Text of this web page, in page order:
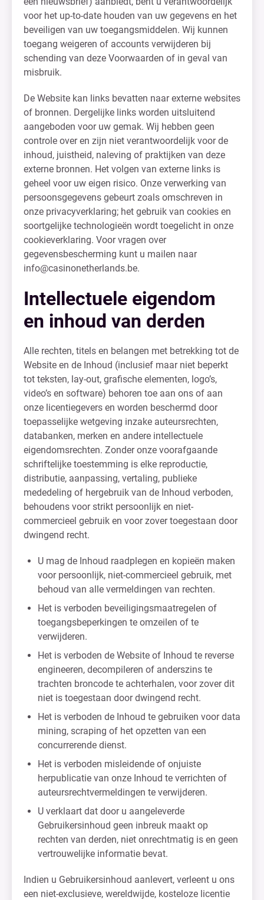
voor het up-to-date houden van uw gegevens en het
beveiligen van uw toegangsmiddelen. Wij kunnen
toegang weigeren of accounts verwijderen bij
schending van deze Voorwaarden of in geval van
misbruik.
De Website kan links bevatten naar externe websites
of bronnen. Dergelijke links worden uitsluitend
aangeboden voor uw gemak. Wij hebben geen
controle over en zijn niet verantwoordelijk voor de
inhoud, juistheid, naleving of praktijken van deze
externe bronnen. Het volgen van externe links is
geheel voor uw eigen risico. Onze verwerking van
persoonsgegevens gebeurt zoals omschreven in
onze privacyverklaring; het gebruik van cookies en
soortgelijke technologieën wordt toegelicht in onze
cookieverklaring. Voor vragen over
gegevensbescherming kunt u mailen naar
info@casinonetherlands.be.
Intellectuele eigendom
en inhoud van derden
Alle rechten, titels en belangen met betrekking tot de
Website en de Inhoud (inclusief maar niet beperkt
tot teksten, lay-out, grafische elementen, logo’s,
video’s en software) behoren toe aan ons of aan
onze licentiegevers en worden beschermd door
toepasselijke wetgeving inzake auteursrechten,
databanken, merken en andere intellectuele
eigendomsrechten. Zonder onze voorafgaande
schriftelijke toestemming is elke reproductie,
distributie, aanpassing, vertaling, publieke
mededeling of hergebruik van de Inhoud verboden,
behoudens voor strikt persoonlijk en niet-
commercieel gebruik en voor zover toegestaan door
dwingend recht.
U mag de Inhoud raadplegen en kopieën maken
voor persoonlijk, niet-commercieel gebruik, met
behoud van alle vermeldingen van rechten.
Het is verboden beveiligingsmaatregelen of
toegangsbeperkingen te omzeilen of te
verwijderen.
Het is verboden de Website of Inhoud te reverse
engineeren, decompileren of anderszins te
trachten broncode te achterhalen, voor zover dit
niet is toegestaan door dwingend recht.
Het is verboden de Inhoud te gebruiken voor data
mining, scraping of het opzetten van een
concurrerende dienst.
Het is verboden misleidende of onjuiste
herpublicatie van onze Inhoud te verrichten of
auteursrechtvermeldingen te verwijderen.
U verklaart dat door u aangeleverde
Gebruikersinhoud geen inbreuk maakt op
rechten van derden, niet onrechtmatig is en geen
vertrouwelijke informatie bevat.
Indien u Gebruikersinhoud aanlevert, verleent u ons
een niet-exclusieve, wereldwijde, kosteloze licentie